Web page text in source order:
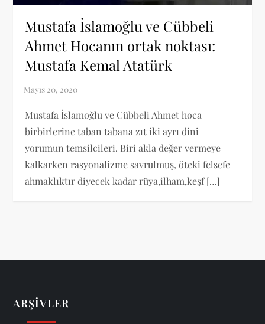
Mustafa İslamoğlu ve Cübbeli
Ahmet Hocanın ortak noktası:
Mustafa Kemal Atatürk
Mustafa İslamoğlu ve Cübbeli Ahmet hoca
birbirlerine taban tabana zıt iki ayrı dini
yorumun temsilcileri. Biri akla değer vermeye
kalkarken rasyonalizme savrulmuş, öteki felsefe
ahmaklıktır diyecek kadar rüya,ilham,keşf […]
ARŞIVLER